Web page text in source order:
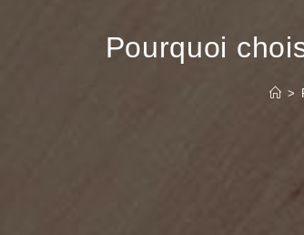
Pourquoi
>